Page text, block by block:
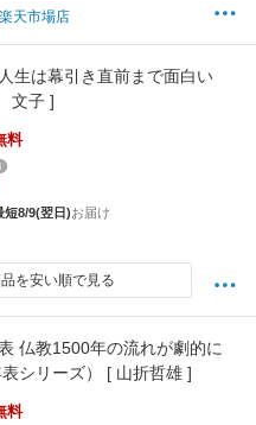
天市場店
生は幕引き直前まで面白い
文子 ]
料
短8/9(翌日)お届け
を安い順で見る
仏教1500年の流れが劇的に
シリーズ） [ 山折哲雄 ]
料